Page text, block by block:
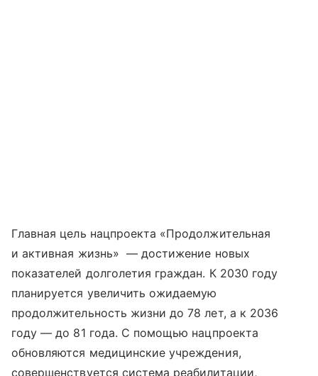
Главная цель нацпроекта «Продолжительная
и активная жизнь» — достижение новых
показателей долголетия граждан. К 2030 году
планируется увеличить ожидаемую
продолжительность жизни до 78 лет, а к 2036
году — до 81 года. С помощью нацпроекта
обновляются медицинские учреждения,
совершенствуется система реабилитации,